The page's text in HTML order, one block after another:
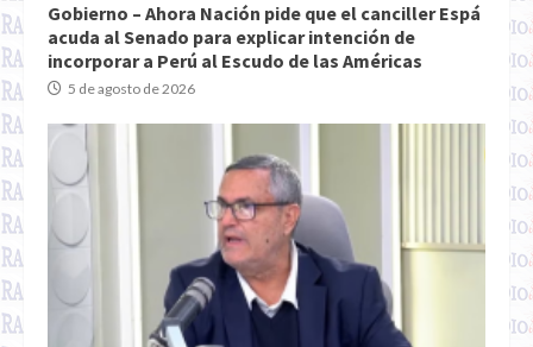
Gobierno – Ahora Nación pide que el canciller Espá
acuda al Senado para explicar intención de
incorporar a Perú al Escudo de las Américas
5 de agosto de 2026